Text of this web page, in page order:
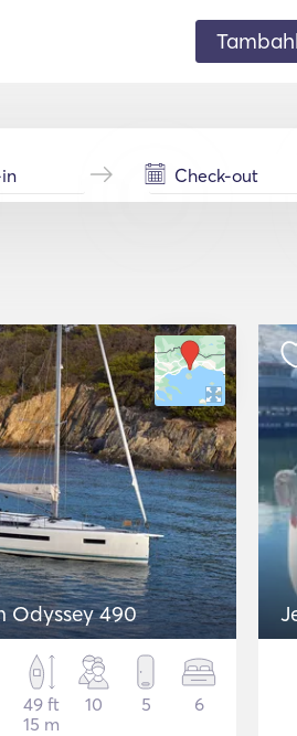
Odyssey 490
49 ft
15 m
10 5 6